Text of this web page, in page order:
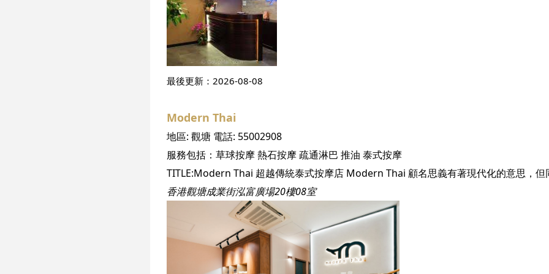
最後更新： 2026-08-08
Modern Thai
地區: 觀塘 電話: 55002908
服務包括： 草球按摩熱石按摩疏通淋巴 推油 泰式按摩
香港觀塘成業街泓富廣場20樓08室